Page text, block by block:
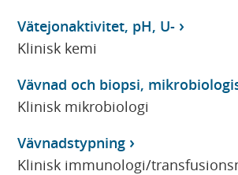
Vätejonaktivitet, pH, U-
Klinisk kemi
Vävnad och biopsi,
Klinisk mikrobiologi
Vävnadstypning
Klinisk immunologi/